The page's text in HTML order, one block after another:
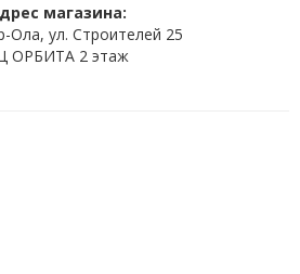
магазина:
Ола, ул. Строителей 25
ОРБИТА 2 этаж